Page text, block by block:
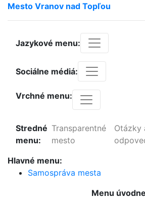
Mesto Vranov nad Topľou
Jazykové menu:
Sociálne médiá:
Vrchné menu:
Stredné
menu:
Transparentné
mesto
Otázky
Hlavné menu:
Samospráva mesta
Menu